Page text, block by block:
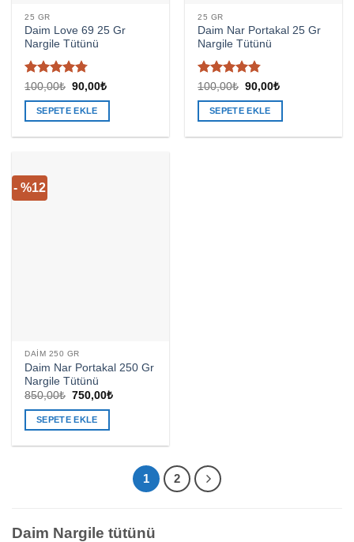
25 GR
Daim Love 69 25 Gr
Nargile Tütünü
5
üzerinden
4.76oy
aldı
100,00₺ Orijinal
fiyat:
100,00₺.
90,00₺Şu
fiyat:
SEPETE EKLE
25 GR
Daim Nar Portakal 25 Gr
Nargile Tütünü
5
üzerinden
4.8oy aldı
100,00₺ Orijinal
fiyat:
100,00₺.
90,00₺Şu
fiyat:
SEPETE EKLE
- %12
DAIM 250 GR
Daim Nar Portakal 250 Gr
Nargile Tütünü
850,00₺ Orijinal
850,00₺.
750,00₺Şu
SEPETE EKLE
1 2
Daim Nargile tütünü